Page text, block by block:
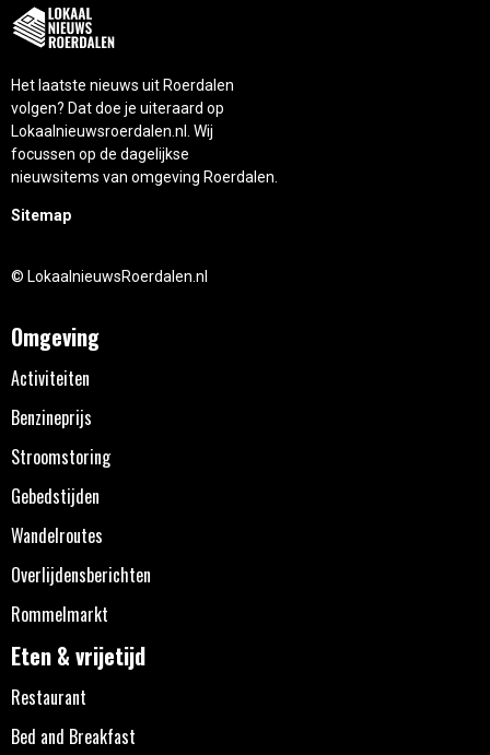
Het laatste nieuws uit Roerdalen
volgen? Dat doe je uiteraard op
Lokaalnieuwsroerdalen.nl. Wij
focussen op de dagelijkse
nieuwsitems van omgeving Roerdalen.
Sitemap
© LokaalnieuwsRoerdalen.nl
Omgeving
Activiteiten
Benzineprijs
Stroomstoring
Gebedstijden
Wandelroutes
Overlijdensberichten
Rommelmarkt
Eten & vrijetijd
Restaurant
Bed and Breakfast